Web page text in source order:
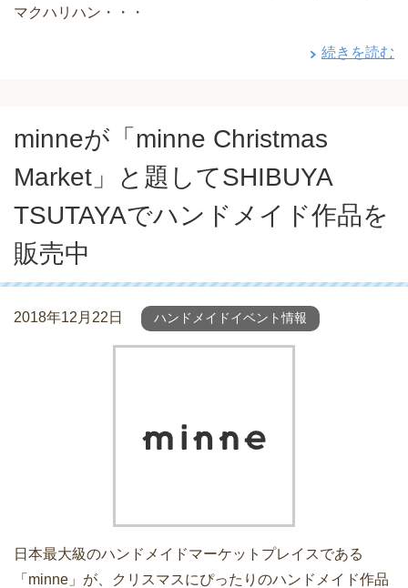
マクハリハン・・・
続きを読む
minneが「minne Christmas
Market」と題してSHIBUYA
TSUTAYAでハンドメイド作品を
販売中
2018年12月22日 ハンドメイドイベント情報
日本最大級のハンドメイドマーケットプレイスである
「minne」が、クリスマスにぴったりのハンドメイド作品